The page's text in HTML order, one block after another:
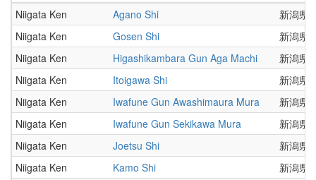
Niigata Ken
Agano Shi
新潟県
Niigata Ken
Gosen Shi
新潟県
Niigata Ken
Higashikambara Gun Aga Machi
新潟県
Niigata Ken
Itoigawa Shi
新潟県
Niigata Ken
Iwafune Gun Awashimaura Mura
新潟県
Niigata Ken
Iwafune Gun Sekikawa Mura
新潟県
Niigata Ken
Joetsu Shi
新潟県
Niigata Ken
Kamo Shi
新潟県